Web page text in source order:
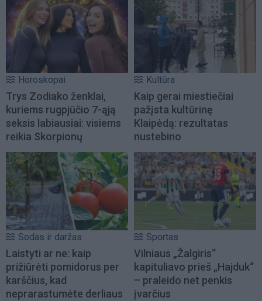
Horoskopai
Trys Zodiako ženklai,
kuriems rugpjūčio 7-ąją
seksis labiausiai: visiems
reikia Skorpionų
Kultūra
Kaip gerai miestiečiai
pažįsta kultūrinę
Klaipėdą: rezultatas
nustebino
Sodas ir daržas
Laistyti ar ne: kaip
prižiūrėti pomidorus per
karščius, kad
neprarastumėte derliaus
Sportas
Vilniaus „Žalgiris“
kapituliavo prieš „Hajduk“
– praleido net penkis
įvarčius